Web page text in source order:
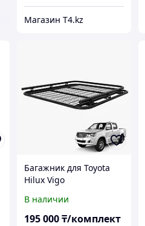
Магазин T4.kz
Багажник для Toyota
Hilux Vigo
В наличии
195 000₸/комплект